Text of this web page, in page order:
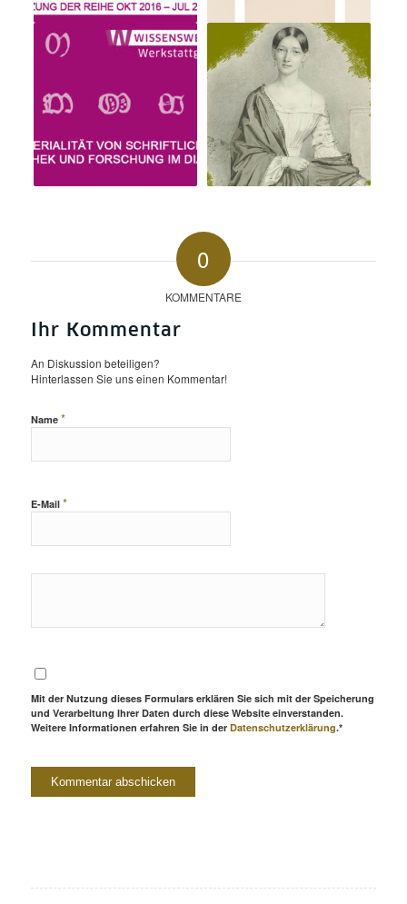
0
KOMMENTARE
Ihr Kommentar
An Diskussion beteiligen?
Hinterlassen Sie uns einen Kommentar!
Name *
E-Mail *
Mit der Nutzung dieses Formulars erklären Sie sich mit der Speicherung
und Verarbeitung Ihrer Daten durch diese Website einverstanden.
Weitere Informationen erfahren Sie in der Datenschutzerklärung.*